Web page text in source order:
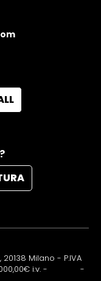
Milano - P.IVA
i.v. -
-